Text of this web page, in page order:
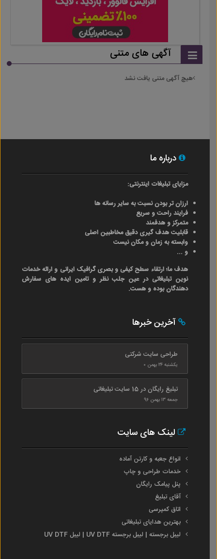
آگهی های متنی
هیچ آگهی متنی یافت نشد
درباره ما
مزایای تبلیغات اینترنتی:
ارزان تر بودن نسبت به سایر رسانه ها
فرایند راحت و سریع
متمرکز و هدفمند
قابلیت هدف گیری دقیق مخاطبین اصلی
وابسته به زمان و مکان نیست
و ...
هدف ما؛ ارتقاء سطح کیفی و بصری گرافیک ایرانی و ارائه خدمات
نوین تبلیغاتی در عین جلب نظر و تامین ایده های سفارش
دهندگان بوده و هست.
آخرین خبرها
طراحی سایت شرکتی
یکشنبه ۲۴ بهمن ۰
تبلیغ رایگان در 15 سایت تبلیغاتی
جمعه ۱۳ بهمن ۹۶
لینک های سایت
انواع جعبه و کارتن آماده
خدمات طراحی و چاپ
پنل پیامک رایگان
آقای تبلیغ
اتاق کمپرسی
بهترین هدایای تبلیغاتی
لیبل برجسته | لیبل برجسته UV DTF | لیبل UV DTF